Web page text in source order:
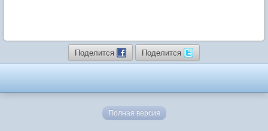
Поделится Поделится
Полная версия